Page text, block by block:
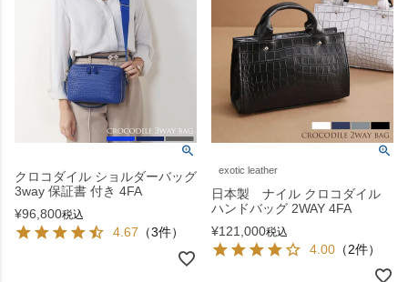
クロコダイル ショルダーバッグ
3way 保証書 付き 4FA
¥96,800税込
4.67 （3件）
exotic leather
日本製 ナイル クロコダイル
ハンドバッグ 2WAY 4FA
¥121,000税込
4.00 （2件）